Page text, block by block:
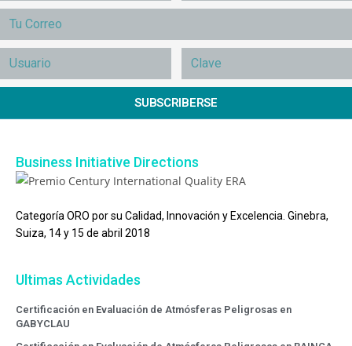
SUBSCRIBERSE
Business Initiative Directions
Categoría ORO por su Calidad, Innovación y Excelencia. Ginebra,
Suiza, 14 y 15 de abril 2018
Ultimas Actividades
Certificación en Evaluación de Atmósferas Peligrosas en
GABYCLAU